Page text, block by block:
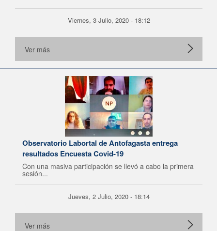
Viernes, 3 Julio, 2020 - 18:12
Ver más
Observatorio Labortal de Antofagasta entrega
resultados Encuesta Covid-19
Con una masiva participación se llevó a cabo la primera
sesión...
Jueves, 2 Julio, 2020 - 18:14
Ver más